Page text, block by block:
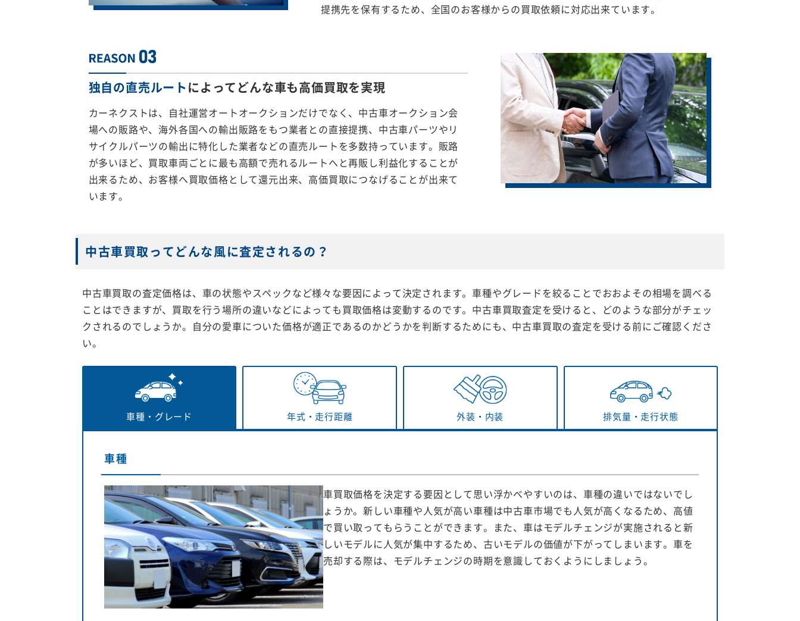
提携先を保有するため、全国のお客様からの買取依頼に対応出来ています。
独自の直売ルートによってどんな車も高価買取を実現
カーネクストは、自社運営オートオークションだけでなく、中古車オークション会
場への販路や、海外各国への輸出販路をもつ業者との直接提携、中古車パーツやリ
サイクルパーツの輸出に特化した業者などの直売ルートを多数持っています。販路
が多いほど、買取車両ごとに最も高額で売れるルートへと再販し利益化することが
出来るため、お客様へ買取価格として還元出来、高価買取につなげることが出来て
います。
中古車買取ってどんな風に査定されるの？
中古車買取の査定価格は、車の状態やスペックなど様々な要因によって決定されます。車種やグレードを絞ることでおおよその相場を調べる
ことはできますが、買取を行う場所の違いなどによっても買取価格は変動するのです。中古車買取査定を受けると、どのような部分がチェッ
クされるのでしょうか。自分の愛車についた価格が適正であるのかどうかを判断するためにも、中古車買取の査定を受ける前にご確認くださ
い。
車種・ グレード 年式・ 走行距離 外装・ 内装 排気量・ 走行状態
車種
車買取価格を決定する要因として思い浮かべやすいのは、車種の違いではないでし
ょうか。新しい車種や人気が高い車種は中古車市場でも人気が高くなるため、高値
で買い取ってもらうことができます。また、車はモデルチェンジが実施されると新
しいモデルに人気が集中するため、古いモデルの価値が下がってしまいます。車を
売却する際は、モデルチェンジの時期を意識しておくようにしましょう。